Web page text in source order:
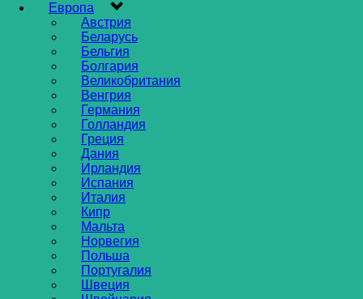
Европа
Австрия
Беларусь
Бельгия
Болгария
Великобритания
Венгрия
Германия
Голландия
Греция
Дания
Ирландия
Испания
Италия
Кипр
Мальта
Норвегия
Польша
Португалия
Швеция